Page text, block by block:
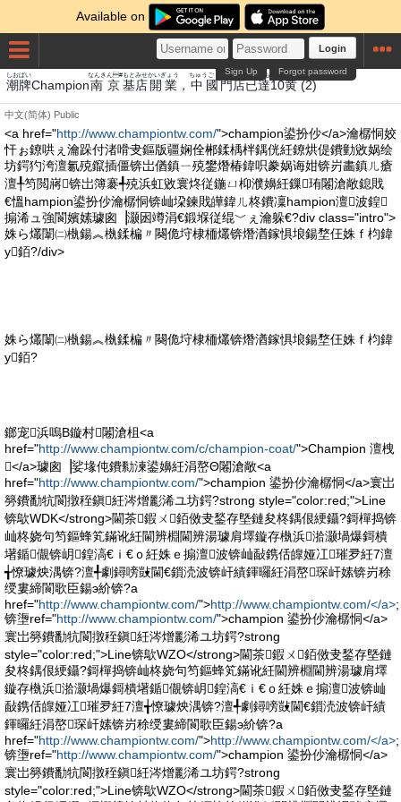
Available on
Login
Forgot password
Sign Up
潮
しお
牌
ぱい
Champion南京
なんきん#
基
もと
店
みせ
開業
かいぎょう
， 中國
ちゅうごく
門
もん
店
みせ
已
い
達
たち
10黄
き
(2)
中文(简体) Public
<a href="http://www.championtw.com/">champion鍙扮仯</a>瀹樼恫姣
忓ぉ鐐哄ぇ瀹跺付渚嗗叏鏂版疆娴佺郴鍒楀柈鍝侊紝鐐烘偍鐨勭敓娲绘
坊鍔犳洿澶氱殑鑹插僵锛岀偤鎮ㄧ殑鐢熸椿鍏呮豢娲诲姏锛岃畵鎮ㄦ瘡
澶╀笉閲嶈锛岀簿褰╃殑浜虹敓寰炵従鍦ㄩ枊濮嬶紝鏁珛闂滄敞鎴戝
€慍hampion鍙扮仯瀹樼恫锛屾垜鍊戝皣鍏ㄦ柊鐨凜hampion澶波鍠
搧浠ュ強閬嬪嫊璩囪▕灏囦竴涓€鍛堢従绲﹀ぇ瀹躲€?div class="intro">
姝ら爜闈㈡槸鍚︽槸鍒楄〃闋佹垨棣栭爜锛熸湭鎵惧埌鍚堥仼姝ｆ枃鍏
у銆?/div>
姝ら爜闈㈡槸鍚︽槸鍒楄〃闋佹垨棣栭爜锛熸湭鎵惧埌鍚堥仼姝ｆ枃鍏
у銆?
鎯宠浜嗚В鏇村闂滄柤<a
href="http://www.championtw.com/c/champion-coat/">Champion 澶栧
</a>璩囪▕娑堟伅鐨勬湅鍙嬶紝涓嶅Θ闂滄敞<a
href="http://www.championtw.com/">champion 鍙扮仯瀹樼恫</a>寰岀
簩鐨勫牨閬撴秷鎭紝涔熷彲浠ユ坊鍔?strong style="color:red;">Line
锛歍WDK</strong>閫茶鍜ㄨ銆傚叏鍫存墍鏈夋柊鍝佷綆鑷?鎶樿捣锛
屾柊娆句笉鏂蜂笂鏋讹紝閫辨棩閫辨湯璩肩墿鏇存槸浜湁灏堝爆鎶樻
墸鍎儬锛岄鍠滈€ｉ€ｏ紝姝ｅ搧澶波锛屾敮鎸佸皥娅冮璀夛紝7澶
╅憭璩炴湡锛?澶╃劇鐞嗙敱閫€鎻涜波锛屽績鍕曪紝涓嶅琛屽嫊锛岃稌
绶婁締閬歌臣鍚э紒锛?a
href="http://www.championtw.com/">http://www.championtw.com/</a>;
锛塰ref="http://www.championtw.com/">champion 鍙扮仯瀹樼恫</a>
寰岀簩鐨勫牨閬撴秷鎭紝涔熷彲浠ユ坊鍔?strong
style="color:red;">Line锛歍WZO</strong>閫茶鍜ㄨ銆傚叏鍫存墍鏈
夋柊鍝佷綆鑷?鎶樿捣锛屾柊娆句笉鏂蜂笂鏋讹紝閫辨棩閫辨湯璩肩墿
鏇存槸浜湁灏堝爆鎶樻墸鍎儬锛岄鍠滈€ｉ€ｏ紝姝ｅ搧澶波锛屾
敮鎸佸皥娅冮璀夛紝7澶╅憭璩炴湡锛?澶╃劇鐞嗙敱閫€鎻涜波锛屽績
鍕曪紝涓嶅琛屽嫊锛岃稌绶婁締閬歌臣鍚э紒锛?a
href="http://www.championtw.com/">http://www.championtw.com/</a>;
锛塰ref="http://www.championtw.com/">champion 鍙扮仯瀹樼恫</a>
寰岀簩鐨勫牨閬撴秷鎭紝涔熷彲浠ユ坊鍔?strong
style="color:red;">Line锛歍WZO</strong>閫茶鍜ㄨ銆傚叏鍫存墍鏈